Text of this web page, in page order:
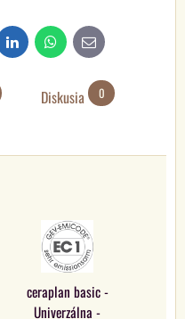
LinkedIn WhatsAppE-
mail
Diskusia 0
ceraplan basic -
Univerzálna -